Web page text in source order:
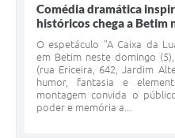
Comédia dramática
históricos chega a Betim
O espetáculo "A Caixa da
em Betim neste domingo
(rua Ericeira, 642, Jardim
humor, fantasia e
montagem convida o
poder e memória a...